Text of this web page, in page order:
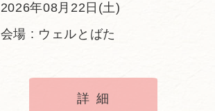
2026年08月22日(土)
会場 : ウェルとばた
詳細